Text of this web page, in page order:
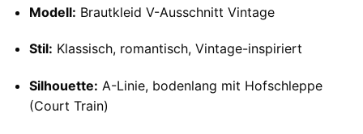
Modell: Brautkleid V-Ausschnitt Vintage
Stil: Klassisch, romantisch, Vintage-inspiriert
Silhouette: A-Linie, bodenlang mit Hofschleppe
(Court Train)